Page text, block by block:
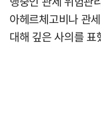
아헤르체고비나 관
대해 깊은 사의를 표